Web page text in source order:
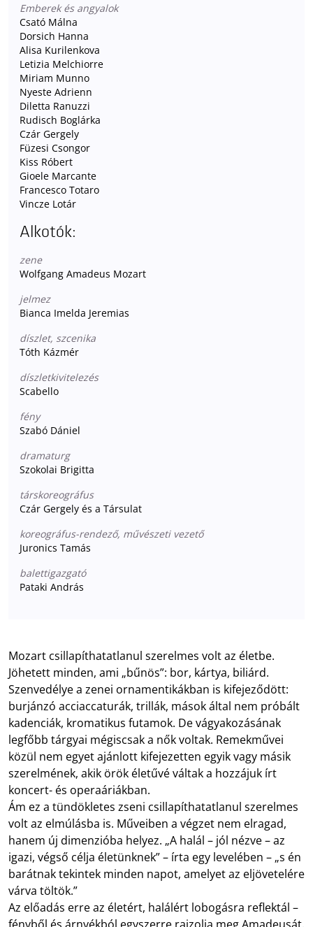
Emberek és angyalok
Csató Málna
Dorsich Hanna
Alisa Kurilenkova
Letizia Melchiorre
Miriam Munno
Nyeste Adrienn
Diletta Ranuzzi
Rudisch Boglárka
Czár Gergely
Füzesi Csongor
Kiss Róbert
Gioele Marcante
Francesco Totaro
Vincze Lotár
Alkotók:
zene
Wolfgang Amadeus Mozart
jelmez
Bianca Imelda Jeremias
díszlet, szcenika
Tóth Kázmér
díszletkivitelezés
Scabello
fény
Szabó Dániel
dramaturg
Szokolai Brigitta
társkoreográfus
Czár Gergely és a Társulat
koreográfus-rendező, művészeti vezető
Juronics Tamás
balettigazgató
Pataki András
Mozart csillapíthatatlanul szerelmes volt az életbe.
Jöhetett minden, ami „bűnös”: bor, kártya, biliárd.
Szenvedélye a zenei ornamentikákban is kifejeződött:
burjánzó acciaccaturák, trillák, mások által nem próbált
kadenciák, kromatikus futamok. De vágyakozásának
legfőbb tárgyai mégiscsak a nők voltak. Remekművei
közül nem egyet ajánlott kifejezetten egyik vagy másik
szerelmének, akik örök életűvé váltak a hozzájuk írt
koncert- és operaáriákban.
Ám ez a tündökletes zseni csillapíthatatlanul szerelmes
volt az elmúlásba is. Műveiben a végzet nem elragad,
hanem új dimenzióba helyez. „A halál – jól nézve – az
igazi, végső célja életünknek” – írta egy levelében – „s én
barátnak tekintek minden napot, amelyet az eljövetelére
várva töltök.”
Az előadás erre az életért, halálért lobogásra reflektál –